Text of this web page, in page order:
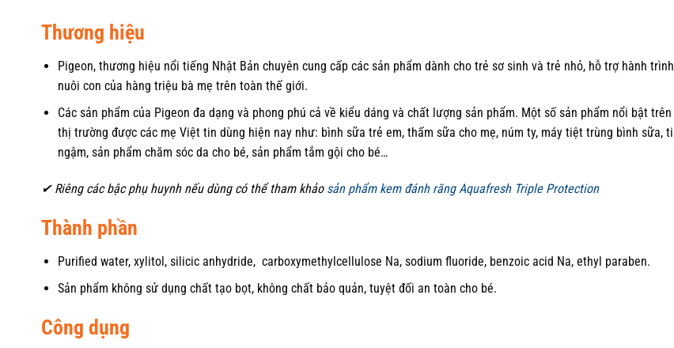
Thương hiệu
Pigeon, thương hiệu nổi tiếng Nhật Bản chuyên cung cấp các sản phẩm dành cho trẻ sơ sinh và trẻ nhỏ, hỗ trợ hành trình
nuôi con của hàng triệu bà mẹ trên toàn thế giới.
Các sản phẩm của Pigeon đa dạng và phong phú cả về kiểu dáng và chất lượng sản phẩm. Một số sản phẩm nổi bật trên
thị trường được các mẹ Việt tin dùng hiện nay như: bình sữa trẻ em, thấm sữa cho mẹ, núm ty, máy tiệt trùng bình sữa, ti
ngậm, sản phẩm chăm sóc da cho bé, sản phẩm tắm gội cho bé…
✔ Riêng các bậc phụ huynh nếu dùng có thể tham khảo sản phẩm kem đánh răng Aquafresh Triple Protection
Thành phần
Purified water, xylitol, silicic anhydride, carboxymethylcellulose Na, sodium fluoride, benzoic acid Na, ethyl paraben.
Sản phẩm không sử dụng chất tạo bọt, không chất bảo quản, tuyệt đối an toàn cho bé.
Công dụng